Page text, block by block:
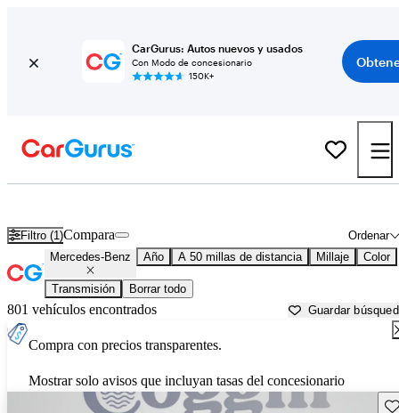
CarGurus: Autos nuevos y usados
Con Modo de concesionario
150K+
Filtro (1) Ordenar
Compara
Mercedes-Benz Año A 50 millas de distancia Millaje Color
Transmisión Borrar todo
801 vehículos encontrados Guardar
Compra con precios transparentes.
Mostrar solo avisos que incluyan tasas del concesionario